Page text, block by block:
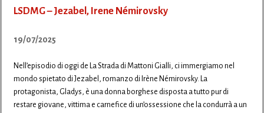
LSDMG – Jezabel, Irene Némirovsky
19/07/2025
Nell’episodio di oggi de La Strada di Mattoni Gialli, ci immergiamo nel
mondo spietato di Jezabel, romanzo di Irène Némirovsky. La
protagonista, Gladys, è una donna borghese disposta a tutto pur di
restare giovane, vittima e carnefice di un’ossessione che la condurrà a un